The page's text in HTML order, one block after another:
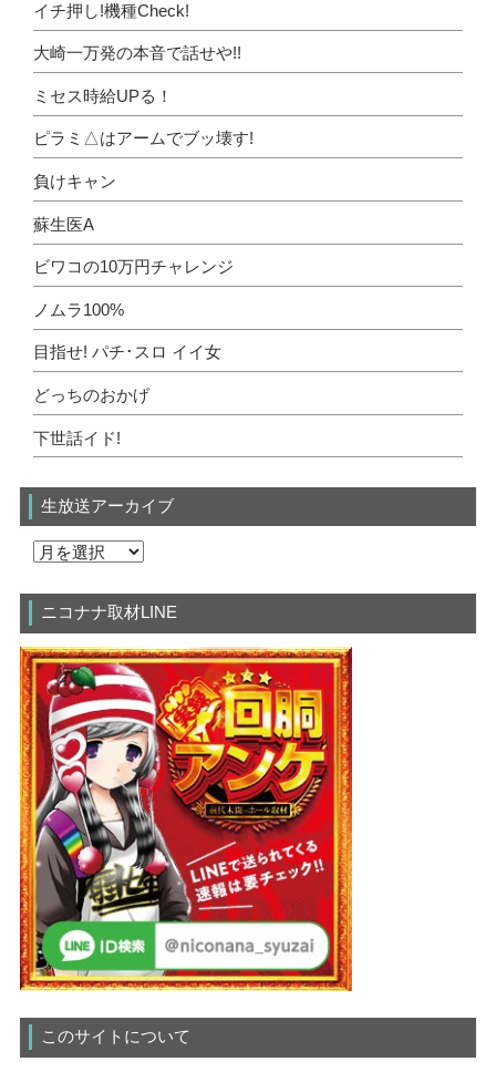
イチ押し!機種Check!
大崎一万発の本音で話せや!!
ミセス時給UPる！
ピラミ△はアームでブッ壊す!
負けキャン
蘇生医A
ビワコの10万円チャレンジ
ノムラ100%
目指せ! パチ･スロ イイ女
どっちのおかげ
下世話イド!
生放送アーカイブ
ニコナナ取材LINE
このサイトについて